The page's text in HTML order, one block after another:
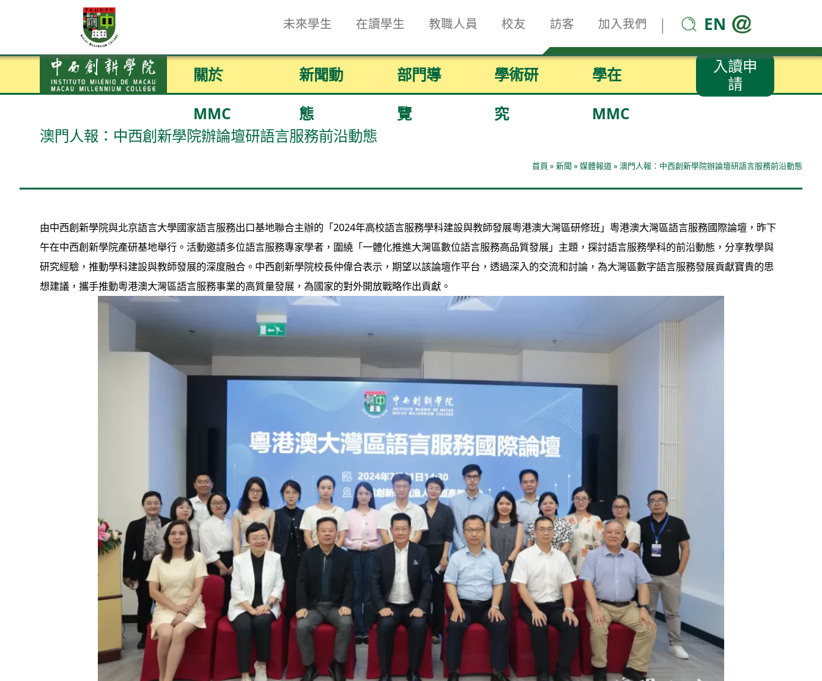
未來學生 在讀學生 教職人員 校友 訪客 加入我們 | EN
關於
MMC
新聞動
態
部門導
覽
學術研
究
學在
MMC
入讀申
請
澳門人報：中西創新學院辦論壇研語言服務前沿動態
首頁 » 新聞 » 媒體報道» 澳門人報：中西創新學院辦論壇研語言服務前沿動態
由中西創新學院與北京語言大學國家語言服務出口基地聯合主辦的「2024年高校語言服務學科建設與教師發展粵港澳大灣區研修班」粵港澳大灣區語言服務國際論壇，昨下
午在中西創新學院產研基地舉行。活動邀請多位語言服務專家學者，圍繞「一體化推進大灣區數位語言服務高品質發展」主題，探討語言服務學科的前沿動態，分享教學與
研究經驗，推動學科建設與教師發展的深度融合。中西創新學院校長仲偉合表示，期望以該論壇作平台，透過深入的交流和討論，為大灣區數字語言服務發展貢獻寶貴的思
想建議，攜手推動粵港澳大灣區語言服務事業的高質量發展，為國家的對外開放戰略作出貢獻。